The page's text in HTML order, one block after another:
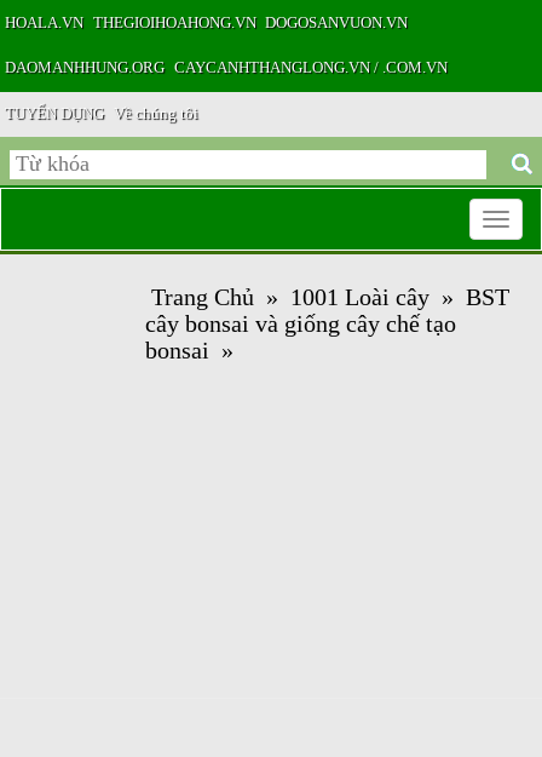
HOALA.VN THEGIOIHOAHONG.VN DOGOSANVUON.VN
DAOMANHHUNG.ORG CAYCANHTHANGLONG.VN / .COM.VN
TUYỂN DỤNG Về chúng tôi
Toggle
Trang Chủ » 1001 Loài cây » BST
cây bonsai và giống cây chế tạo
bonsai »